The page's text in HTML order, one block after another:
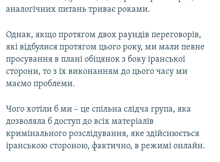
аналогічних питань триває роками.
Однак, якщо протягом двох раундів переговорів,
які відбулися протягом цього року, ми мали певне
просування в плані обіцянок з боку іранської
сторони, то з їх виконанням до цього часу ми
маємо проблеми.
Чого хотіли б ми – це спільна слідча група, яка
дозволяла б доступ до всіх матеріалів
кримінального розслідування, яке здійснюється
іранською стороною, фактично, в режимі онлайн.